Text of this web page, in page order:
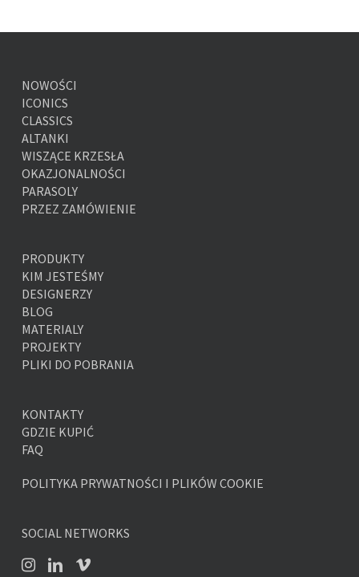
NOWOŚCI
ICONICS
CLASSICS
ALTANKI
WISZĄCE KRZESŁA
OKAZJONALNOŚCI
PARASOLY
PRZEZ ZAMÓWIENIE
PRODUKTY
KIM JESTEŚMY
DESIGNERZY
BLOG
MATERIALY
PROJEKTY
PLIKI DO POBRANIA
KONTAKTY
GDZIE KUPIĆ
FAQ
POLITYKA PRYWATNOŚCI I PLIKÓW COOKIE
SOCIAL NETWORKS